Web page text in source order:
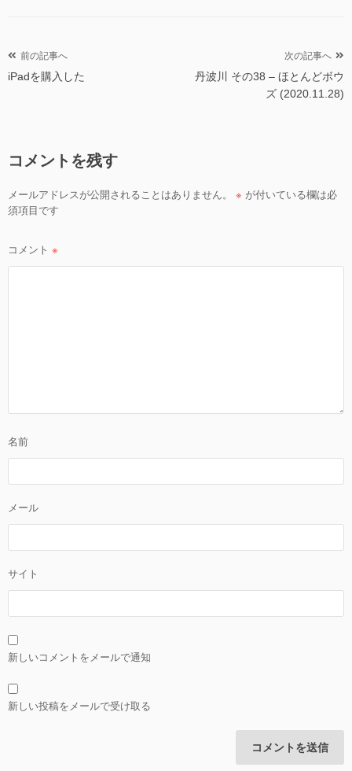
投
稿
ー
シ
ョ
前の記事へ
iPadを購入した
次の記事へ
丹波川 その38 – ほとんどボウ
ズ (2020.11.28)
コメントを残す
メールアドレスが公開されることはありません。 ※ が付いている欄は必
須項目です
コメント ※
名前
メール
サイト
新しいコメントをメールで通知
新しい投稿をメールで受け取る